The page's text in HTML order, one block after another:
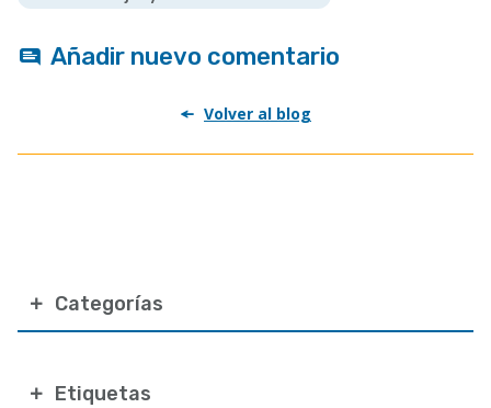
Categorías
Etiquetas
Añadir nuevo comentario
Volver al blog